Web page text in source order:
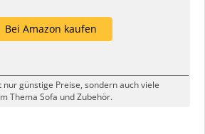
Bei Amazon kaufen
günstige Preise, sondern auch viele
Thema Sofa und Zubehör.